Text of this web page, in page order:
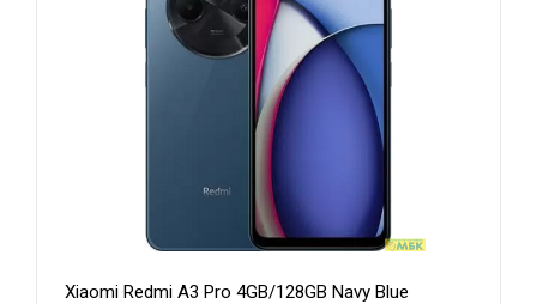
Xiaomi Redmi A3 Pro 4GB/128GB Navy Blue